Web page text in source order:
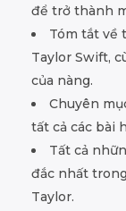
để trở thành
Tóm tắt về
Taylor Swift,
của nàng.
Chuyên
tất cả các bài
Tất cả
đắc nhất
Taylor.